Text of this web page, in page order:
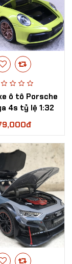
ô tô Porsche
4s tỷ lệ 1:32